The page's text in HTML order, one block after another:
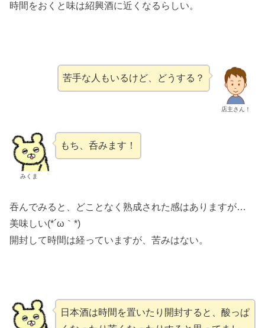
時間をおくと味は紹興酒に近くなるらしい。
店主さん！
苦手な人もいるけど、どうする？
みくま
もち、呑みます！
吞んでみると、どことなく熟成された感はありますが…
美味しい(*´ω｀*)
開封して時間は経っていますが、苦みはない。
日本酒は時間を置いたり開封すると、酸っぱ